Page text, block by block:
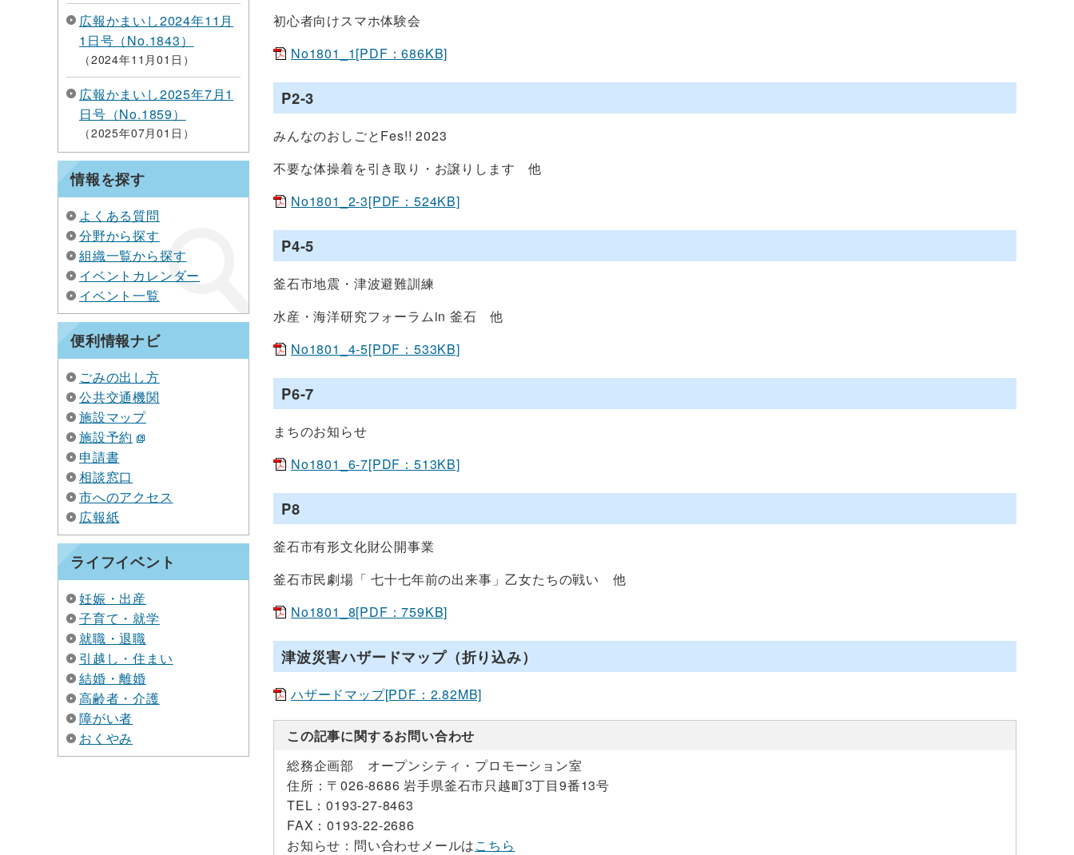
広報かまいし2024年11月
1日号（No.1843）
2024年11月01日
広報かまいし2025年7月1
日号（No.1859）
2025年07月01日
情報を探す
よくある質問
分野から探す
組織一覧から探す
イベントカレンダー
イベント一覧
便利情報ナビ
ごみの出し方
公共交通機関
施設マップ
施設予約
申請書
相談窓口
市へのアクセス
広報紙
ライフイベント
妊娠・出産
子育て・就学
就職・退職
引越し・住まい
結婚・離婚
高齢者・介護
障がい者
おくやみ
初心者向けスマホ体験会
No1801_1[PDF：686KB]
P2-3
みんなのおしごとFes!! 2023
不要な体操着を引き取り・お譲りします 他
No1801_2-3[PDF：524KB]
P4-5
釜石市地震・津波避難訓練
水産・海洋研究フォーラムin 釜石 他
No1801_4-5[PDF：533KB]
P6-7
まちのお知らせ
No1801_6-7[PDF：513KB]
P8
釜石市有形文化財公開事業
釜石市民劇場「 七十七年前の出来事」乙女たちの戦い 他
No1801_8[PDF：759KB]
津波災害ハザードマップ（折り込み）
ハザードマップ[PDF：2.82MB]
この記事に関するお問い合わせ
総務企画部 オープンシティ・プロモーション室
住所： 〒026-8686 岩手県釜石市只越町3丁目9番13号
TEL：0193-27-8463
FAX：0193-22-2686
お知らせ： 問い合わせメールはこちら